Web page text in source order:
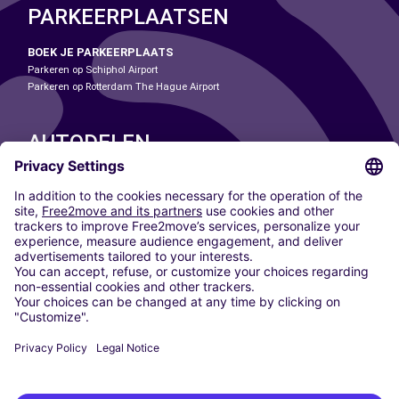
PARKEERPLAATSEN
BOEK JE PARKEERPLAATS
Parkeren op Schiphol Airport
Parkeren op Rotterdam The Hague Airport
AUTODELEN
ONZE STEDEN
Paris
Madrid
Washington DC
Milaan
Rome
Turijn
Wenen
Berlijn
Düsseldorf